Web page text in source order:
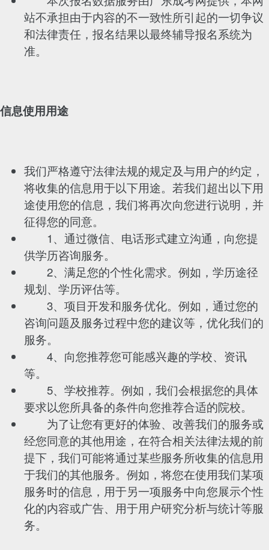
站不承担由于内容的不一致性所引起的一切争议
和法律责任，报名结果以最终辅导报名系统为
准。
信息使用用途
我们严格遵守法律法规的规定及与用户的约定，
将收集的信息用于以下用途。若我们超出以下用
途使用您的信息，我们将再次向您进行说明，并
征得您的同意。
1、通过微信、电话形式建立沟通，向您提
供学历咨询服务。
2、满足您的个性化需求。例如，学历途径
规划、学历评估等。
3、项目开发和服务优化。例如，通过您的
咨询问题及服务过程中您的建议等，优化我们的
服务。
4、向您推荐您可能感兴趣的学校、资讯
等。
5、学校推荐。例如，我们会根据您的具体
要求以您所具备的条件向您推荐合适的院校。
为了让您有更好的体验、改善我们的服务或
经您同意的其他用途，在符合相关法律法规的前
提下，我们可能将通过某些服务所收集的信息用
于我们的其他服务。例如，将您在使用我们某项
服务时的信息，用于另一项服务中向您展示个性
化的内容或广告、用于用户研究分析与统计等服
务。